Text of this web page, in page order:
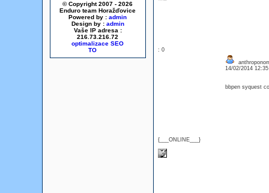
© Copyright 2007 - 2026
Enduro team Horažďovice
Powered by : admin
Design by : admin
Vaše IP adresa :
216.73.216.72
optimalizace SEO
: 0
{___ONLINE___}
14/02/2014
bbpen syquest